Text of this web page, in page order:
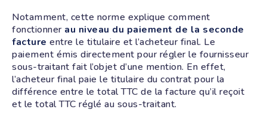
Notamment, cette norme explique comment
fonctionner au niveau du paiement de la seconde
facture entre le titulaire et l’acheteur final. Le
paiement émis directement pour régler le fournisseur
sous-traitant fait l’objet d’une mention. En effet,
l’acheteur final paie le titulaire du contrat pour la
différence entre le total TTC de la facture qu’il reçoit
et le total TTC réglé au sous-traitant.